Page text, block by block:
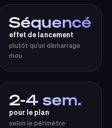
Séquencé
effet de lancement
plutôt qu'un démarrage
mou
2-4 sem.
pour le plan
selon le périmètre